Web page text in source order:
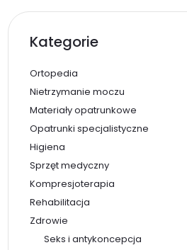
Kategorie
Ortopedia
Nietrzymanie moczu
Materiały opatrunkowe
Opatrunki specjalistyczne
Higiena
Sprzęt medyczny
Kompresjoterapia
Rehabilitacja
Zdrowie
Seks i antykoncepcja